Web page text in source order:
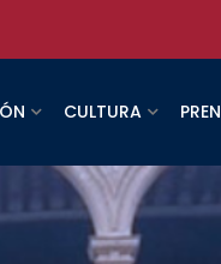
CULTURA